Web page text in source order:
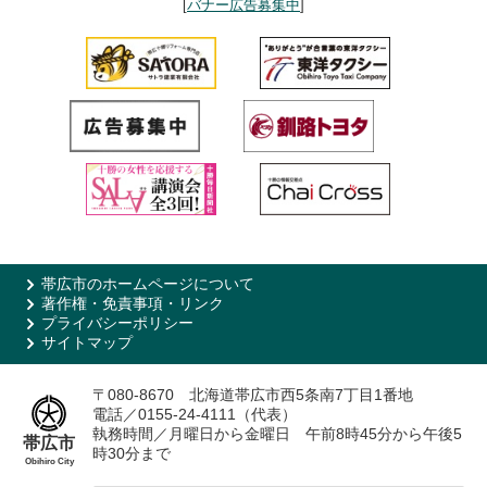
バナー広告募集中
帯広市のホームページについて
著作権・免責事項・リンク
プライバシーポリシー
サイトマップ
帯広市
Obihiro City
〒080-8670 北海道帯広市西5条南7丁目1番地
電話／0155-24-4111（代表）
執務時間／月曜日から金曜日 午前8時45分から午後5
時30分まで